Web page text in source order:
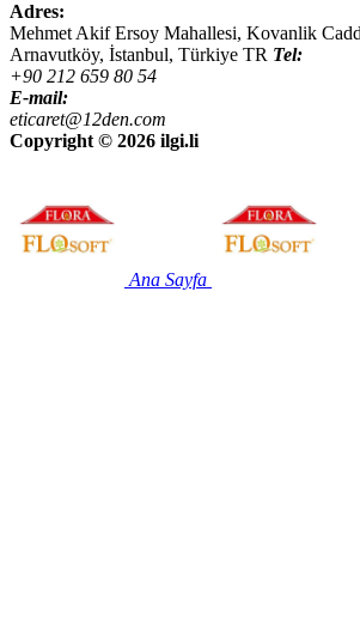
Adres:
Mehmet Akif Ersoy Mahallesi, Kovanlik
Arnavutköy, İstanbul, Türkiye TR Tel:
+90 212 659 80 54
E-mail:
eticaret@12den.com
Copyright © 2026 ilgi.li
Ana Sayfa